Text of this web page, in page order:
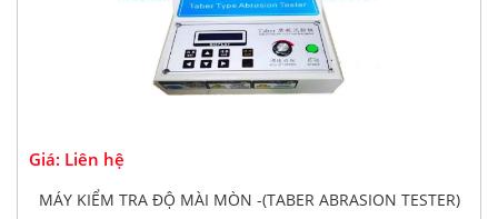
Giá: Liên hệ
MÁY KIỂM TRA ĐỘ MÀI MÒN -(TABER ABRASION TESTER)